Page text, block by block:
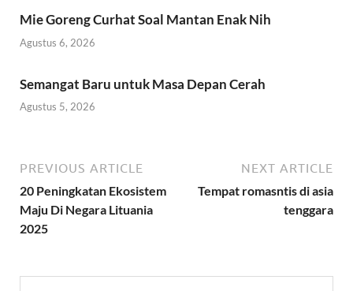
Mie Goreng Curhat Soal Mantan Enak Nih
Agustus 6, 2026
Semangat Baru untuk Masa Depan Cerah
Agustus 5, 2026
PREVIOUS ARTICLE
20 Peningkatan Ekosistem
Maju Di Negara Lituania
2025
NEXT ARTICLE
Tempat romasntis di asia
tenggara